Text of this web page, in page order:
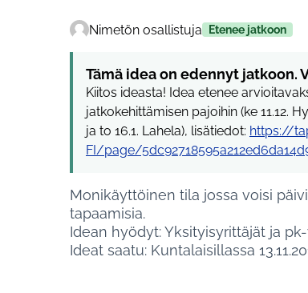
Nimetön osallistuja Etenee jatkoon
Tämä idea on edennyt jatkoon.
Kiitos ideasta! Idea etenee
jatkokehittämisen pajoihin (ke 11.12.
ja to 16.1. Lahela), lisätiedot: https://
FI/page/
Monikäyttöinen tila jossa voisi
tapaamisia.
Idean hyödyt: Yksityisyrittäjät ja
Ideat saatu: Kuntalaisillassa